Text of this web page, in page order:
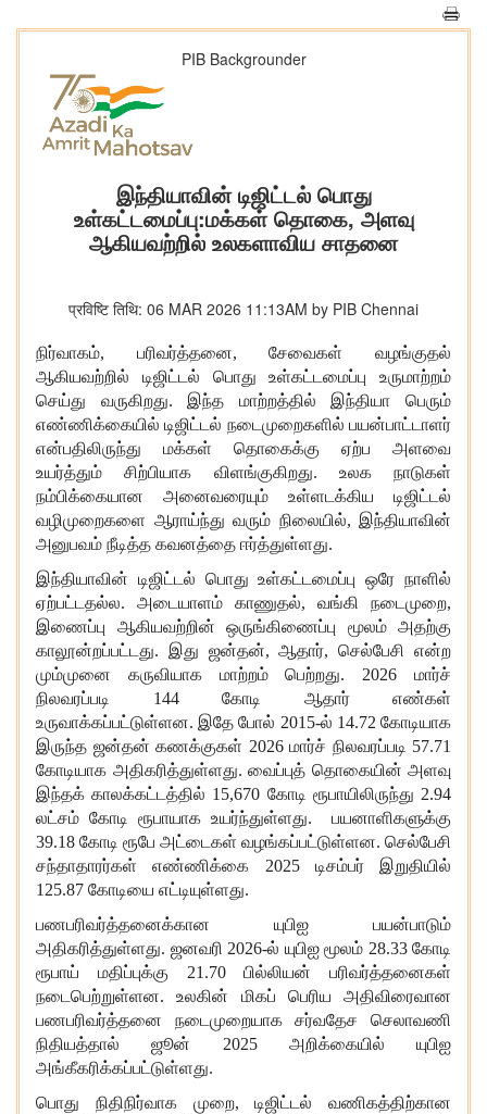
PIB Backgrounder
இந்தியாவின் டிஜிட்டல் பொது
உள்கட்டமைப்பு:மக்கள் தொகை, அளவு
ஆகியவற்றில் உலகளாவிய சாதனை
प्रविष्टि तिथि: 06 MAR 2026 11:13AM by PIB Chennai
நிர்வாகம், பரிவர்த்தனை, சேவைகள் வழங்குதல்
ஆகியவற்றில் டிஜிட்டல் பொது உள்கட்டமைப்பு உருமாற்றம்
செய்து வருகிறது. இந்த மாற்றத்தில் இந்தியா பெரும்
எண்ணிக்கையில் டிஜிட்டல் நடைமுறைகளில் பயன்பாட்டாளர்
என்பதிலிருந்து மக்கள் தொகைக்கு ஏற்ப அளவை
உயர்த்தும் சிற்பியாக விளங்குகிறது. உலக நாடுகள்
நம்பிக்கையான அனைவரையும் உள்ளடக்கிய டிஜிட்டல்
வழிமுறைகளை ஆராய்ந்து வரும் நிலையில், இந்தியாவின்
அனுபவம் நீடித்த கவனத்தை ஈர்த்துள்ளது.
இந்தியாவின் டிஜிட்டல் பொது உள்கட்டமைப்பு ஒரே நாளில்
ஏற்பட்டதல்ல. அடையாளம் காணுதல், வங்கி நடைமுறை,
இணைப்பு ஆகியவற்றின் ஒருங்கிணைப்பு மூலம் அதற்கு
காலூன்றப்பட்டது. இது ஜன்தன், ஆதார், செல்பேசி என்ற
மும்முனை கருவியாக மாற்றம் பெற்றது. 2026 மார்ச்
நிலவரப்படி 144 கோடி ஆதார் எண்கள்
உருவாக்கப்பட்டுள்ளன. இதே போல் 2015-ல் 14.72 கோடியாக
இருந்த ஜன்தன் கணக்குகள் 2026 மார்ச் நிலவரப்படி 57.71
கோடியாக அதிகரித்துள்ளது. வைப்புத் தொகையின் அளவு
இந்தக் காலக்கட்டத்தில் 15,670 கோடி ரூபாயிலிருந்து 2.94
லட்சம் கோடி ரூபாயாக உயர்ந்துள்ளது. பயனாளிகளுக்கு
39.18 கோடி ரூபே அட்டைகள் வழங்கப்பட்டுள்ளன. செல்பேசி
சந்தாதாரர்கள் எண்ணிக்கை 2025 டிசம்பர் இறுதியில்
125.87 கோடியை எட்டியுள்ளது.
பணபரிவர்த்தனைக்கான யுபிஐ பயன்பாடும்
அதிகரித்துள்ளது. ஜனவரி 2026-ல் யுபிஐ மூலம் 28.33 கோடி
ரூபாய் மதிப்புக்கு 21.70 பில்லியன் பரிவர்த்தனைகள்
நடைபெற்றுள்ளன. உலகின் மிகப் பெரிய அதிவிரைவான
பணபரிவர்த்தனை நடைமுறையாக சர்வதேச செலாவணி
நிதியத்தால் ஜூன் 2025 அறிக்கையில் யுபிஐ
அங்கீகரிக்கப்பட்டுள்ளது.
பொது நிதிநிர்வாக முறை, டிஜிட்டல் வணிகத்திற்கான